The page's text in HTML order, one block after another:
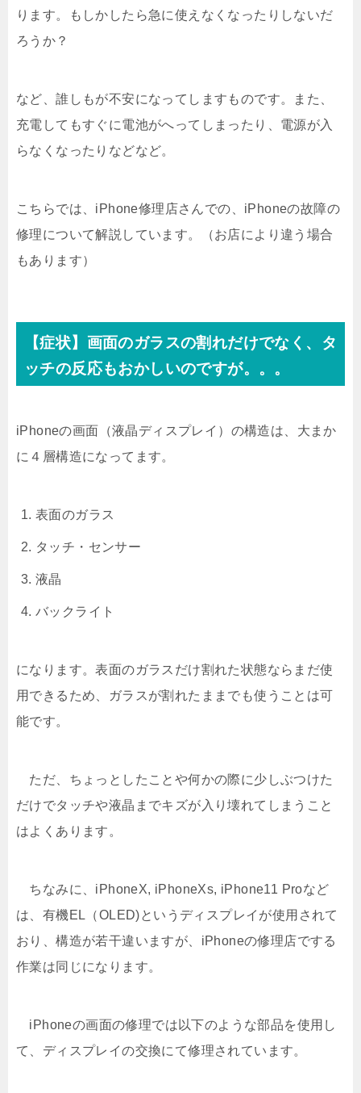
ります。もしかしたら急に使えなくなったりしないだ
ろうか？
など、誰しもが不安になってしますものです。また、
充電してもすぐに電池がへってしまったり、電源が入
らなくなったりなどなど。
こちらでは、iPhone修理店さんでの、iPhoneの故障の
修理について解説しています。（お店により違う場合
もあります）
【症状】画面のガラスの割れだけでなく、タ
ッチの反応もおかしいのですが。。。
iPhoneの画面（液晶ディスプレイ）の構造は、大まか
に４層構造になってます。
表面のガラス
タッチ・センサー
液晶
バックライト
になります。表面のガラスだけ割れた状態ならまだ使
用できるため、ガラスが割れたままでも使うことは可
能です。
ただ、ちょっとしたことや何かの際に少しぶつけた
だけでタッチや液晶までキズが入り壊れてしまうこと
はよくあります。
ちなみに、iPhoneX, iPhoneXs, iPhone11 Proなど
は、有機EL（OLED)というディスプレイが使用されて
おり、構造が若干違いますが、iPhoneの修理店でする
作業は同じになります。
iPhoneの画面の修理では以下のような部品を使用し
て、ディスプレイの交換にて修理されています。